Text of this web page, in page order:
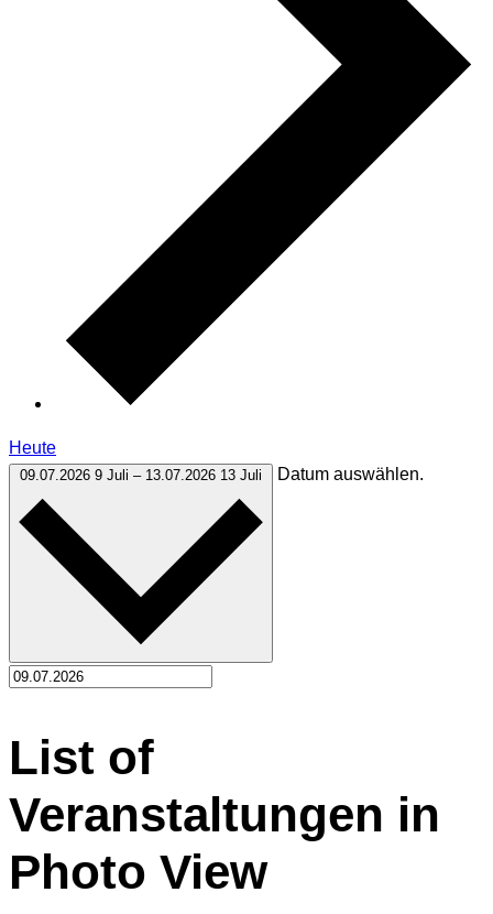
Heute
09.07.2026 9 Juli – 13.07.2026 13 Juli Datum auswählen.
List of
Veranstaltungen in
Photo View